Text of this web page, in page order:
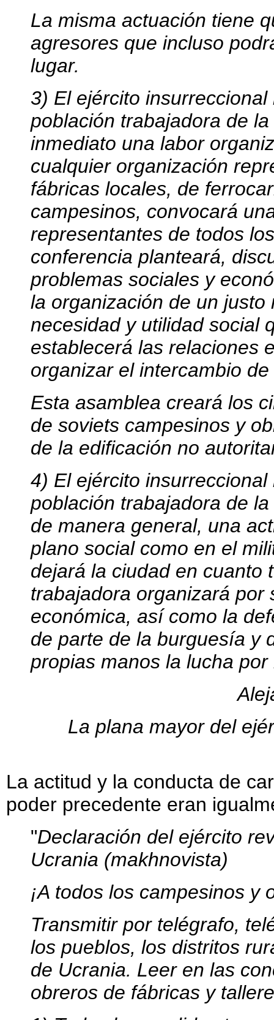
La misma actuación tiene
agresores que incluso
lugar.
3) El ejército
población trabajadora de
inmediato una labor
cualquier organización
fábricas locales, de
campesinos, convocará
representantes de todos
conferencia planteará,
problemas sociales y
la organización de un
necesidad y utilidad social
establecerá las relaciones
organizar el intercambio
Esta asamblea creará los
de soviets campesinos y
de la edificación no
4) El ejército
población trabajadora de
de manera general, una
plano social como en el
dejará la ciudad en cuanto
trabajadora organizará por
económica, así como la
de parte de la burguesía y
propias manos la lucha
La plana mayor del
La actitud y la conducta de
poder precedente eran
"Declaración del ejército
Ucrania (makhnovista)
¡A todos los campesinos y
Transmitir por telégrafo,
los pueblos, los distritos
de Ucrania. Leer en las
obreros de fábricas y